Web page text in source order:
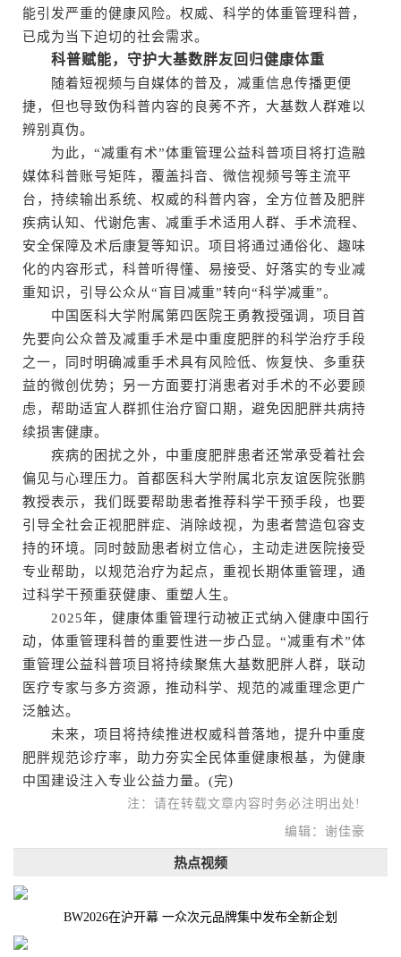
能引发严重的健康风险。权威、科学的体重管理科普，
已成为当下迫切的社会需求。
科普赋能，守护大基数胖友回归健康体重
随着短视频与自媒体的普及，减重信息传播更便
捷，但也导致伪科普内容的良莠不齐，大基数人群难以
辨别真伪。
为此，“减重有术”体重管理公益科普项目将打造融
媒体科普账号矩阵，覆盖抖音、微信视频号等主流平
台，持续输出系统、权威的科普内容，全方位普及肥胖
疾病认知、代谢危害、减重手术适用人群、手术流程、
安全保障及术后康复等知识。项目将通过通俗化、趣味
化的内容形式，科普听得懂、易接受、好落实的专业减
重知识，引导公众从“盲目减重”转向“科学减重”。
中国医科大学附属第四医院王勇教授强调，项目首
先要向公众普及减重手术是中重度肥胖的科学治疗手段
之一，同时明确减重手术具有风险低、恢复快、多重获
益的微创优势；另一方面要打消患者对手术的不必要顾
虑，帮助适宜人群抓住治疗窗口期，避免因肥胖共病持
续损害健康。
疾病的困扰之外，中重度肥胖患者还常承受着社会
偏见与心理压力。首都医科大学附属北京友谊医院张鹏
教授表示，我们既要帮助患者推荐科学干预手段，也要
引导全社会正视肥胖症、消除歧视，为患者营造包容支
持的环境。同时鼓励患者树立信心，主动走进医院接受
专业帮助，以规范治疗为起点，重视长期体重管理，通
过科学干预重获健康、重塑人生。
2025年，健康体重管理行动被正式纳入健康中国行
动，体重管理科普的重要性进一步凸显。“减重有术”体
重管理公益科普项目将持续聚焦大基数肥胖人群，联动
医疗专家与多方资源，推动科学、规范的减重理念更广
泛触达。
未来，项目将持续推进权威科普落地，提升中重度
肥胖规范诊疗率，助力夯实全民体重健康根基，为健康
中国建设注入专业公益力量。(完)
注：请在转载文章内容时务必注明出处!
编辑：谢佳豪
热点视频
BW2026在沪开幕 一众次元品牌集中发布全新企划